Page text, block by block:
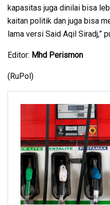
kapasitas juga dinilai bisa
kaitan politik dan juga bisa
lama versi Said Aqil Siradj,”
Editor: Mhd Perismon
(RuPol)